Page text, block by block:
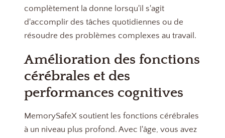
complètement la donne lorsqu'il s'agit
d'accomplir des tâches quotidiennes ou de
résoudre des problèmes complexes au travail.
Amélioration des fonctions
cérébrales et des
performances cognitives
MemorySafeX soutient les fonctions cérébrales
à un niveau plus profond. Avec l'âge, vous avez